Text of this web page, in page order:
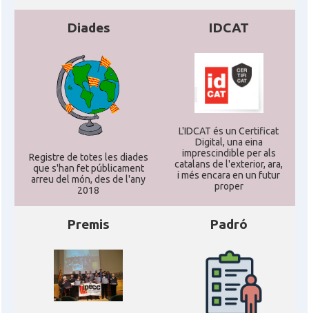
Diades
Registre de totes les diades
que s'han fet públicament
arreu del món, des de l'any
2018
IDCAT
L'IDCAT és un Certificat
Digital, una eina
imprescindible per als
catalans de l'exterior, ara,
i més encara en un futur
proper
Premis Padró